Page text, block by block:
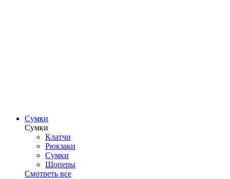
Сумки
Сумки
Клатчи
Рюкзаки
Сумки
Шоперы
Смотреть все